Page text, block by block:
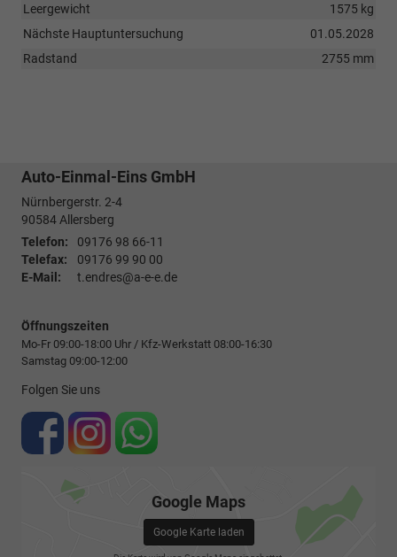
Leergewicht
1575 kg
Nächste Hauptuntersuchung
01.05.2028
Radstand
2755 mm
Auto-Einmal-Eins GmbH
Nürnbergerstr. 2-4
90584Allersberg
Telefon:
09176 98 66-11
Telefax:
09176 99 90 00
E-Mail:
t.endres@a-e-e.de
Öffnungszeiten
Mo-Fr 09:00-18:00 Uhr / Kfz-Werkstatt 08:00-16:30
Samstag 09:00-12:00
Folgen Sie uns
Google Maps
Google Karte laden